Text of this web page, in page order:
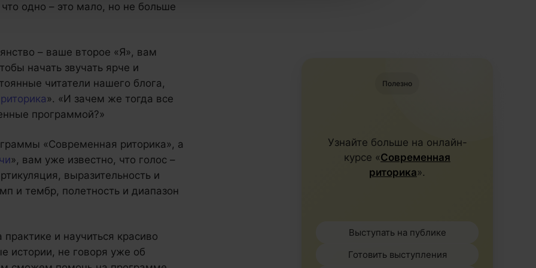
одно – это мало, но не больше
– ваше второе «Я», вам
начать звучать ярче и
читатели нашего блога,
». «И зачем же тогда все
программой?»
«Современная риторика», а
», вам уже известно, что голос –
выразительность и
и тембр, полетность и диапазон
и научиться красиво
истории, не говоря уже об
Полезно
Узнайте больше на онлайн-
курсе «Современная
риторика».
Выступать на публике
Готовить выступления